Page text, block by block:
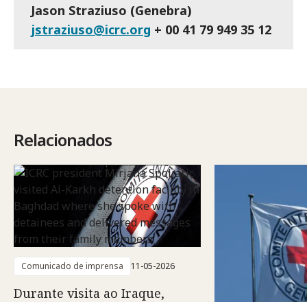
Jason Straziuso (Genebra)
jstraziuso@icrc.org + 00 41 79 949 35 12
Relacionados
Comunicado de imprensa 11-05-2026
Durante visita ao Iraque,